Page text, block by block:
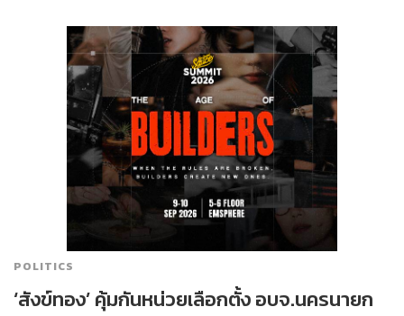
POLITICS
‘สังข์ทอง’ คุ้มกันหน่วยเลือกตั้ง อบจ.นครนายก